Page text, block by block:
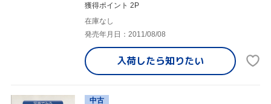
獲得ポイント 2P
在庫なし
発売年月日：2011/08/08
入荷したら知りたい
中古